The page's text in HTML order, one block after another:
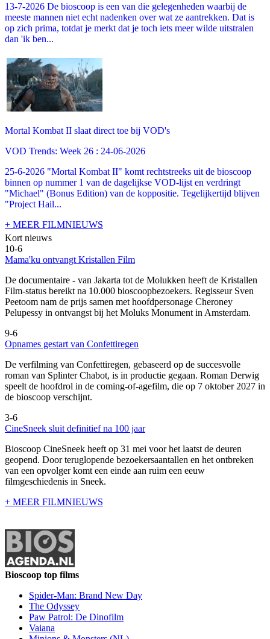
13-7-2026 De bioscoop is een van die gelegenheden waarbij de
meeste mannen niet echt nadenken over wat ze aantrekken. Dat is
op zich prima, totdat je merkt dat je toch iets meer wilde uitstralen
dan 'ik ben...
Mortal Kombat II slaat direct toe bij VOD's
VOD Trends: Week 26 : 24-06-2026
25-6-2026 "Mortal Kombat II" komt rechtstreeks uit de bioscoop
binnen op nummer 1 van de dagelijkse VOD-lijst en verdringt
"Michael" (Bonus Edition) van de koppositie. Tegelijkertijd blijven
"Project Hail...
+ MEER FILMNIEUWS
Kort nieuws
10-6
Mama'ku ontvangt Kristallen Film
De documentaire - van Jakarta tot de Molukken heeft de Kristallen
Film-status bereikt na 10.000 bioscoopbezoekers. Regisseur Sven
Peetoom nam de prijs samen met hoofdpersonage Cheroney
Pelupessy in ontvangst bij het Moluks Monument in Amsterdam.
9-6
Opnames gestart van Confettiregen
De verfilming van Confettiregen, gebaseerd op de succesvolle
roman van Splinter Chabot, is in productie gegaan. Roman Derwig
speelt de hoofdrol in de coming-of-agefilm, die op 7 oktober 2027 in
de bioscoop verschijnt.
3-6
CineSneek sluit definitief na 100 jaar
Bioscoop CineSneek heeft op 31 mei voor het laatst de deuren
geopend. Door teruglopende bezoekersaantallen en het ontbreken
van een opvolger komt een einde aan ruim een eeuw
filmgeschiedenis in Sneek.
+ MEER FILMNIEUWS
Bioscoop top films
Spider-Man: Brand New Day
The Odyssey
Paw Patrol: De Dinofilm
Vaiana